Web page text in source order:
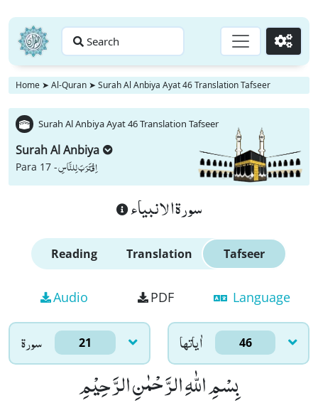
Search Go
Home ➤ Al-Quran ➤ Surah Al Anbiya Ayat 46 Translation Tafseer
Surah Al Anbiya Ayat 46 Translation Tafseer
Surah Al Anbiya
Para 17 -اِقْتَرَبَ لِلنَّاسِ
سورة الانبياء
Reading Translation Tafseer
Audio PDF Language
سورۃ 21 اٰياتها 46
بِسْمِ اللّٰهِ الرَّحْمٰنِ الرَّحِیْمِ